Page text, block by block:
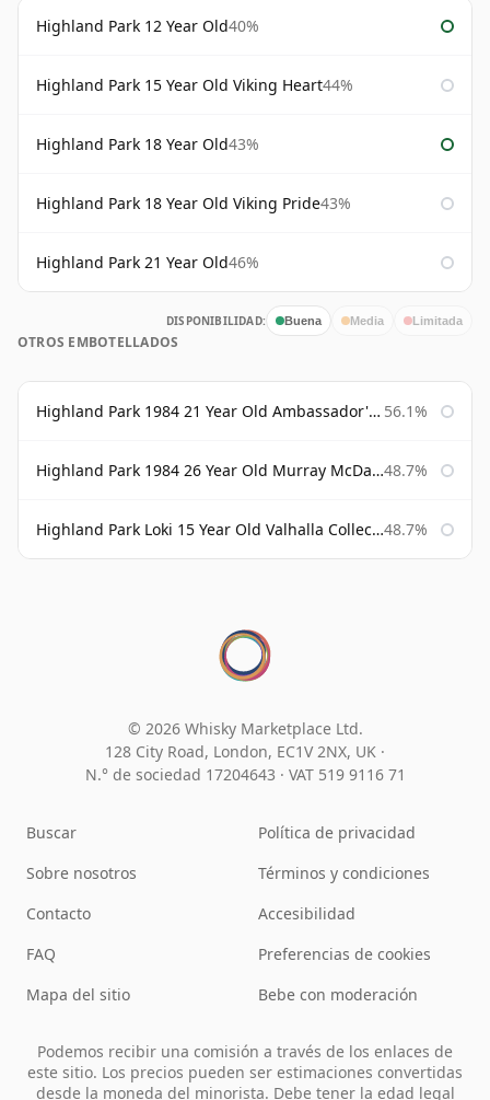
Highland Park 12 Year Old40%
Highland Park 15 Year Old Viking Heart44%
Highland Park 18 Year Old43%
Highland Park 18 Year Old Viking Pride43%
Highland Park 21 Year Old46%
DISPONIBILIDAD: Buena Media Limitada
OTROS EMBOTELLADOS
Highland Park 1984 21 Year Old Ambassador's Cask 56.1%
Highland Park 1984 26 Year Old Murray McDavid 48.7%
Highland Park Loki 15 Year Old Valhalla Collection 48.7%
© 2026 Whisky Marketplace Ltd.
128 City Road, London, EC1V 2NX, UK ·
N.° de sociedad 17204643 · VAT 519 9116 71
Buscar
Sobre nosotros
Contacto
FAQ
Mapa del sitio
Política de privacidad
Términos y condiciones
Accesibilidad
Preferencias de cookies
Bebe con moderación
Podemos recibir una comisión a través de los enlaces de
este sitio. Los precios pueden ser estimaciones convertidas
desde la moneda del minorista. Debe tener la edad legal